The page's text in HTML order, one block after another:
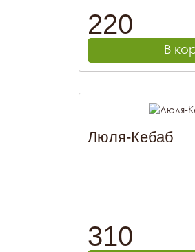
220
В
Люля-Кебаб
310